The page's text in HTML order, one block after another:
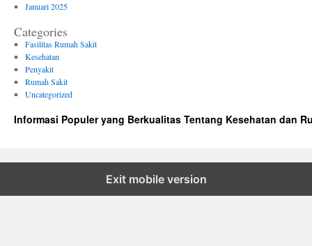
Januari 2025
Categories
Fasilitas Rumah Sakit
Kesehatan
Penyakit
Rumah Sakit
Uncategorized
Informasi Populer yang Berkualitas Tentang Kesehatan dan
Exit mobile version